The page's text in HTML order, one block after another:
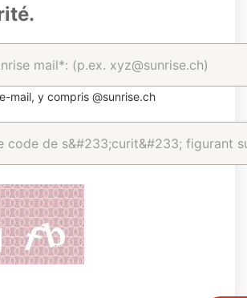
mail, y compris @sunrise.ch